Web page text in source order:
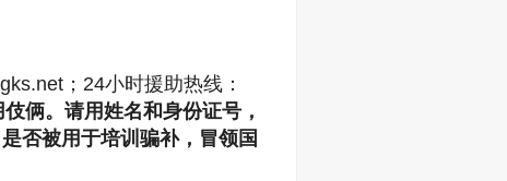
；24小时援助热线：
俩。请用姓名和身份证号，
否被用于培训骗补，冒领国